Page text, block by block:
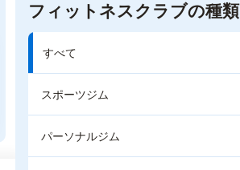
フィットネスクラブの種類
すべて
スポーツジム
パーソナルジム